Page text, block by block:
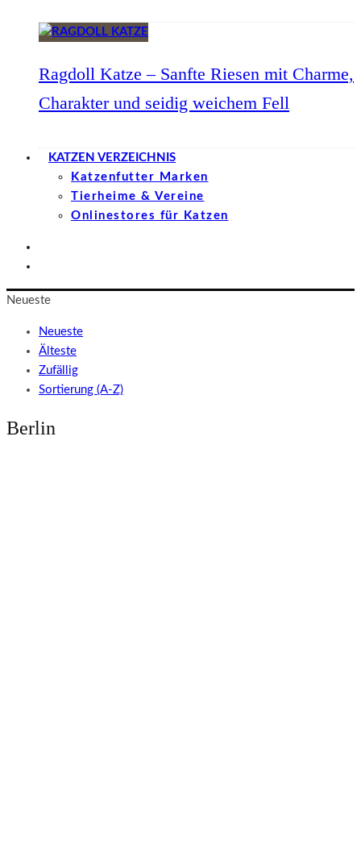
Ragdoll Katze – Sanfte Riesen mit Charme,
Charakter und seidig weichem Fell
KATZEN VERZEICHNIS
Katzenfutter Marken
Tierheime & Vereine
Onlinestores für Katzen
Neueste
Neueste
Älteste
Zufällig
Sortierung (A-Z)
Berlin